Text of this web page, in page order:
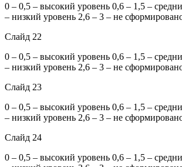
0 – 0,5 – высокий уровень 0,6 – 1,5 –
– низкий уровень 2,6 – 3 – не
Слайд 22
0 – 0,5 – высокий уровень 0,6 – 1,5 –
– низкий уровень 2,6 – 3 – не
Слайд 23
0 – 0,5 – высокий уровень 0,6 – 1,5 –
– низкий уровень 2,6 – 3 – не
Слайд 24
0 – 0,5 – высокий уровень 0,6 – 1,5 –